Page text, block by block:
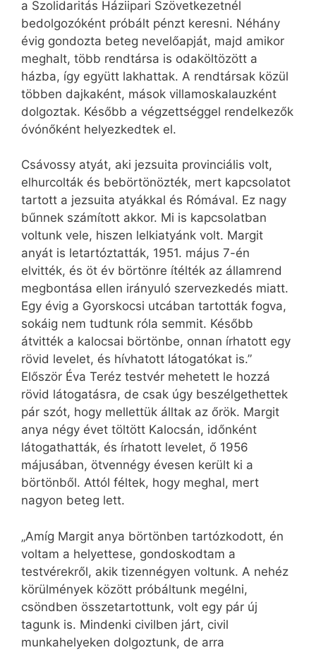
a Szolidaritás Háziipari Szövetkezetnél
bedolgozóként próbált pénzt keresni. Néhány
évig gondozta beteg nevelőapját, majd amikor
meghalt, több rendtársa is odaköltözött a
házba, így együtt lakhattak. A rendtársak közül
többen dajkaként, mások villamoskalauzként
dolgoztak. Később a végzettséggel rendelkezők
óvónőként helyezkedtek el.
Csávossy atyát, aki jezsuita provinciális volt,
elhurcolták és bebörtönözték, mert kapcsolatot
tartott a jezsuita atyákkal és Rómával. Ez nagy
bűnnek számított akkor. Mi is kapcsolatban
voltunk vele, hiszen lelkiatyánk volt. Margit
anyát is letartóztatták, 1951. május 7-én
elvitték, és öt év börtönre ítélték az államrend
megbontása ellen irányuló szervezkedés miatt.
Egy évig a Gyorskocsi utcában tartották fogva,
sokáig nem tudtunk róla semmit. Később
átvitték a kalocsai börtönbe, onnan írhatott egy
rövid levelet, és hívhatott látogatókat is.”
Először Éva Teréz testvér mehetett le hozzá
rövid látogatásra, de csak úgy beszélgethettek
pár szót, hogy mellettük álltak az őrök. Margit
anya négy évet töltött Kalocsán, időnként
látogathatták, és írhatott levelet, ő 1956
májusában, ötvennégy évesen került ki a
börtönből. Attól féltek, hogy meghal, mert
nagyon beteg lett.
„Amíg Margit anya börtönben tartózkodott, én
voltam a helyettese, gondoskodtam a
testvérekről, akik tizennégyen voltunk. A nehéz
körülmények között próbáltunk megélni,
csöndben összetartottunk, volt egy pár új
tagunk is. Mindenki civilben járt, civil
munkahelyeken dolgoztunk, de arra